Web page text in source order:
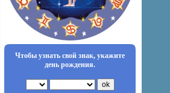
Чтобы узнать свой знак, укажите
день рождения.